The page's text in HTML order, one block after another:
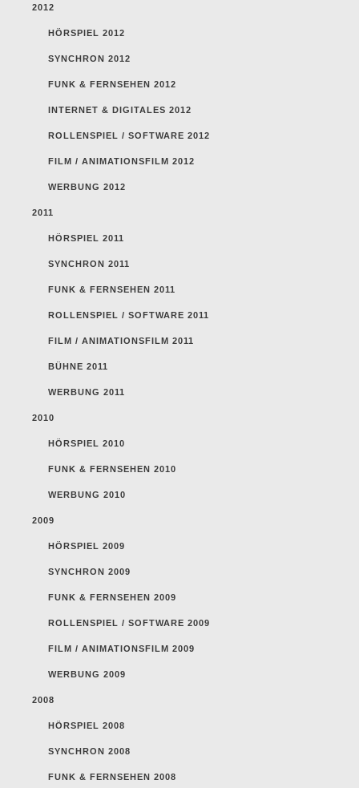
2012
HÖRSPIEL 2012
SYNCHRON 2012
FUNK & FERNSEHEN 2012
INTERNET & DIGITALES 2012
ROLLENSPIEL / SOFTWARE 2012
FILM / ANIMATIONSFILM 2012
WERBUNG 2012
2011
HÖRSPIEL 2011
SYNCHRON 2011
FUNK & FERNSEHEN 2011
ROLLENSPIEL / SOFTWARE 2011
FILM / ANIMATIONSFILM 2011
BÜHNE 2011
WERBUNG 2011
2010
HÖRSPIEL 2010
FUNK & FERNSEHEN 2010
WERBUNG 2010
2009
HÖRSPIEL 2009
SYNCHRON 2009
FUNK & FERNSEHEN 2009
ROLLENSPIEL / SOFTWARE 2009
FILM / ANIMATIONSFILM 2009
WERBUNG 2009
2008
HÖRSPIEL 2008
SYNCHRON 2008
FUNK & FERNSEHEN 2008